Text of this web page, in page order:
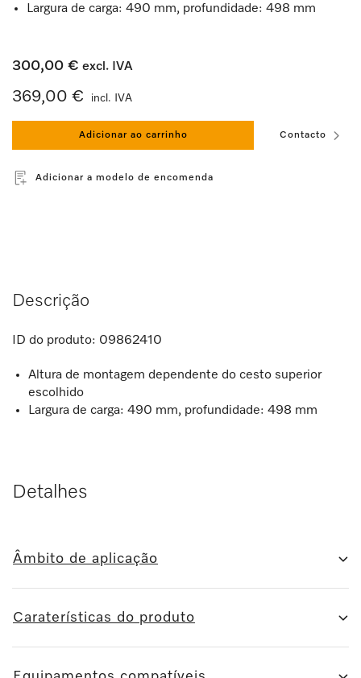
Largura de carga: 490 mm, profundidade: 498 mm
300,00 € excl. IVA
369,00 € incl. IVA
Adicionar ao carrinho Contacto
Adicionar a modelo de encomenda
Descrição
ID do produto: 09862410
Altura de montagem dependente do cesto superior
escolhido
Largura de carga: 490 mm, profundidade: 498 mm
Detalhes
Âmbito de aplicação
Caraterísticas do produto